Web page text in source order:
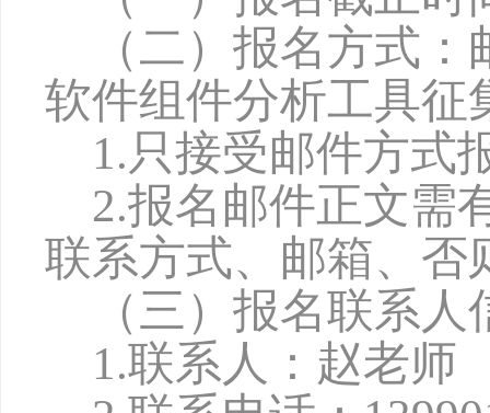
（二）报名方式
软件组件分析工具征
1.只接受邮件方式
2.报名邮件正文需
联系方式、邮箱、否
（三）报名联系人
1.联系人：赵老师